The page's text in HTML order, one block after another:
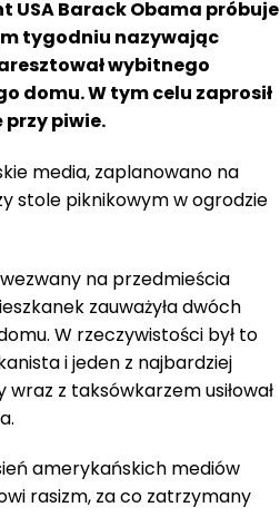
USA Barack Obama próbuje
tygodniu nazywając
wybitnego
domu. W tym celu zaprosił
przy piwie.
media, zaplanowano na
stole piknikowym w ogrodzie
wezwany na przedmieścia
zauważyła dwóch
W rzeczywistości był to
i jeden z najbardziej
z taksówkarzem usiłował
amerykańskich mediów
rasizm, za co zatrzymany